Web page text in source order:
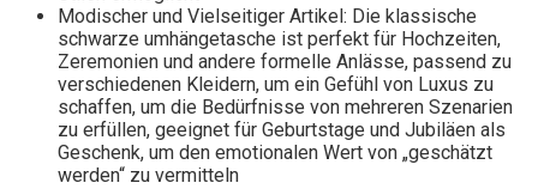
Modischer und Vielseitiger Artikel: Die klassische
schwarze umhängetasche ist perfekt für Hochzeiten,
Zeremonien und andere formelle Anlässe, passend zu
verschiedenen Kleidern, um ein Gefühl von Luxus zu
schaffen, um die Bedürfnisse von mehreren Szenarien
zu erfüllen, geeignet für Geburtstage und Jubiläen als
Geschenk, um den emotionalen Wert von „geschätzt
werden“ zu vermitteln